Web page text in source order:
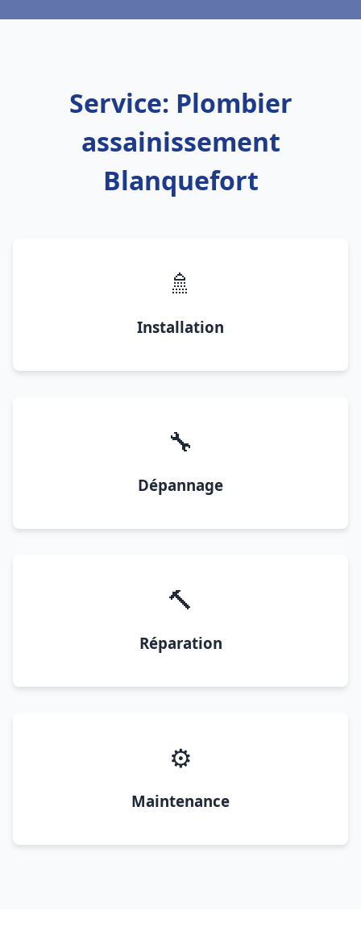
Service: Plombier
assainissement
Blanquefort
🚿
Installation
🔧
Dépannage
🔨
Réparation
⚙️
Maintenance